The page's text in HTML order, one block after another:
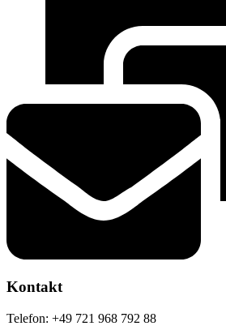
Kontakt
Telefon: +49 721 968 792 88